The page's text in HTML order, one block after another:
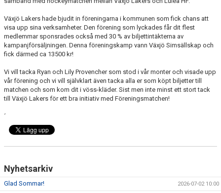
Växjö Lakers hade bjudit in föreningarna i kommunen som fick chans att
visa upp sina verksamheter. Den förening som lyckades får dit flest
medlemmar sponsrades också med 30 % av biljettintäkterna av
kampanjförsäljningen. Denna föreningskamp vann Växjö Simsällskap och
fick därmed ca 13500 kr!
Vi vill tacka Ryan och Lily Provencher som stod i vår monter och visade upp
vår förening och vi vill självklart även tacka alla er som köpt biljetter till
matchen och som kom dit i vöss-kläder. Sist men inte minst ett stort tack
till Växjö Lakers för ett bra initiativ med Föreningsmatchen!
´
Nyhetsarkiv
Glad Sommar! 2026-07-02 10:00